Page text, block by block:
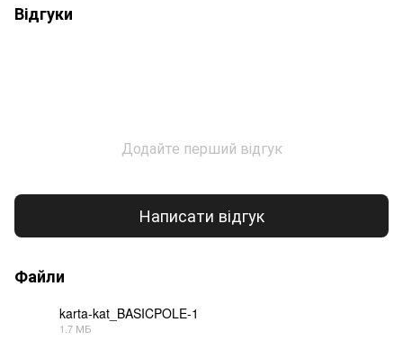
Відгуки
Додайте перший відгук
Написати відгук
Файли
karta-kat_BASICPOLE-1
1.7 МБ